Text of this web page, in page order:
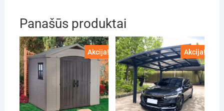
Panašūs produktai
Akcija! Akcija!